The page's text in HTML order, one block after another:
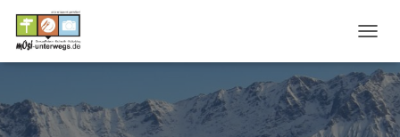
A
V
I
G
A